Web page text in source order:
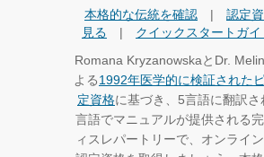
本格的な伝統を確認 |
認定
見る
|
クイックスタートガ
Romana KryzanowskaとDr.
よる1992年医学的に検証された
定資格に基づき、5言語に翻訳
言語でマニュアルが提供される
ィスレパートリーで、オンライ